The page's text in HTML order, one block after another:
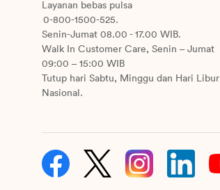
Layanan bebas pulsa
0-800-1500-525.
Senin-Jumat 08.00 - 17.00 WIB.
Walk In Customer Care, Senin – Jumat
09:00 – 15:00 WIB
Tutup hari Sabtu, Minggu dan Hari Libur
Nasional.